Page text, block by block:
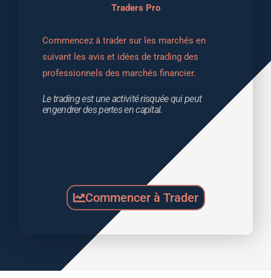
Traders Pro
Commencez à trader sur les marchés en
suivant les avis et idées de trading des
professionnels des marchés financier.
Le trading est une activité risquée qui peut
engendrer des pertes en capital.
Commencer à Trader